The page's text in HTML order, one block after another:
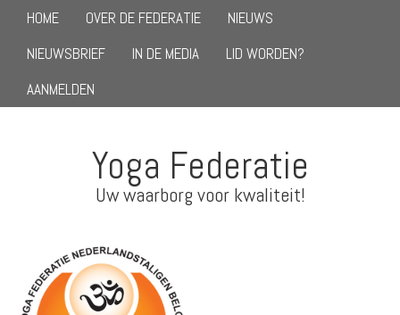
HOME OVER DE FEDERATIE
NIEUWS
NIEUWSBRIEF
IN DE MEDIA
LID WORDEN?
AANMELDEN
Yoga Federatie
Uw waarborg voor kwaliteit!